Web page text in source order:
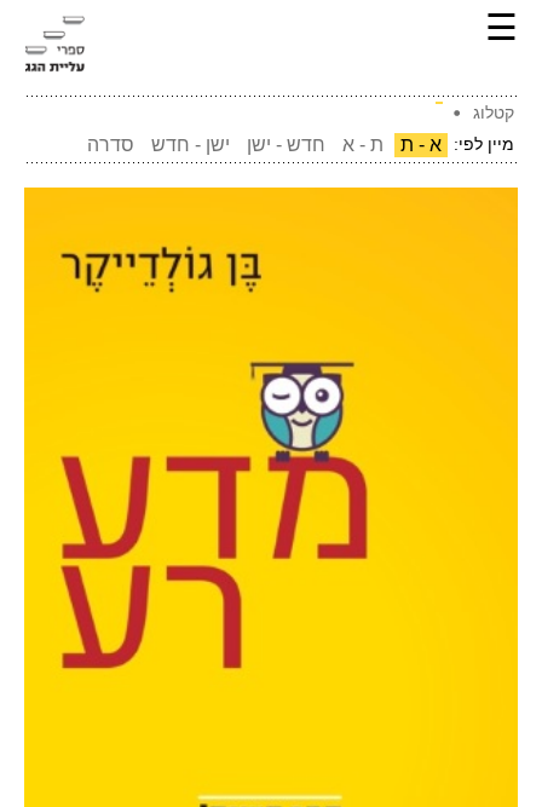
☰
קטלוג
מיין לפי:
א - ת ת - א חדש - ישן ישן - חדש סדרה